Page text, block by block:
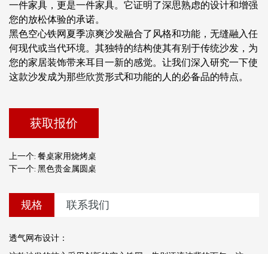
一件家具，更是一件家具。它证明了深思熟虑的设计和增强
您的放松体验的承诺。
黑色空心铁网夏季凉爽沙发融合了风格和功能，无缝融入任
何现代或当代环境。其独特的结构使其有别于传统沙发，为
您的家居装饰带来耳目一新的感觉。让我们深入研究一下使
这款沙发成为那些欣赏形式和功能的人的必备品的特点。
获取报价
上一个: 餐桌家用烧烤桌
下一个: 黑色贵金属圆桌
规格 联系我们
透气网布设计：